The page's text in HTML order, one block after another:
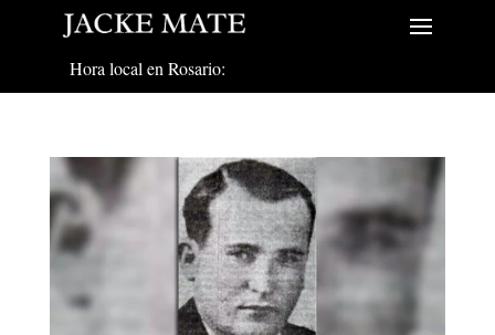
Hora local en Rosario: